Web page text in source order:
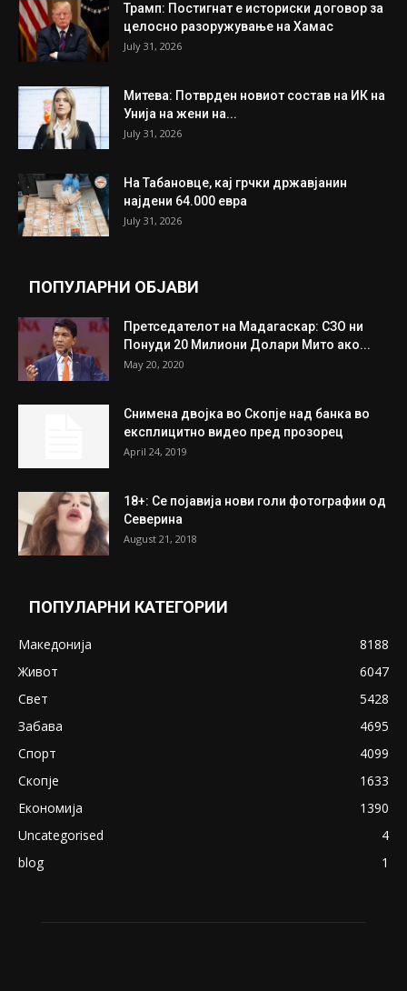
Трамп: Постигнат е историски договор за
целосно разоружување на Хамас
July 31, 2026
Митева: Потврден новиот состав на ИК на
Унија на жени на...
July 31, 2026
На Табановце, кај грчки државјанин
најдени 64.000 евра
July 31, 2026
ПОПУЛАРНИ ОБЈАВИ
Претседателот на Мадагаскар: СЗО ни
Понуди 20 Милиони Долари Мито ако...
May 20, 2020
Снимена двојка во Скопје над банка во
експлицитно видео пред прозорец
April 24, 2019
18+: Се појавија нови голи фотографии од
Северина
August 21, 2018
ПОПУЛАРНИ КАТЕГОРИИ
Македонија
8188
Живот
6047
Свет
5428
Забава
4695
Спорт
4099
Скопје
1633
Економија
1390
Uncategorised
4
blog
1